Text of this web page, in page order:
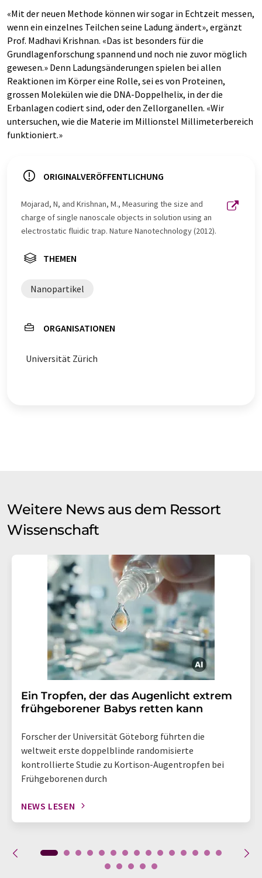
«Mit der neuen Methode können wir sogar in Echtzeit messen,
wenn ein einzelnes Teilchen seine Ladung ändert», ergänzt
Prof. Madhavi Krishnan. «Das ist besonders für die
Grundlagenforschung spannend und noch nie zuvor möglich
gewesen.» Denn Ladungsänderungen spielen bei allen
Reaktionen im Körper eine Rolle, sei es von Proteinen,
grossen Molekülen wie die DNA-Doppelhelix, in der die
Erbanlagen codiert sind, oder den Zellorganellen. «Wir
untersuchen, wie die Materie im Millionstel Millimeterbereich
funktioniert.»
ORIGINALVERÖFFENTLICHUNG
Mojarad, N, and Krishnan, M., Measuring the size and
charge of single nanoscale objects in solution using an
electrostatic fluidic trap. Nature Nanotechnology (2012).
THEMEN
Nanopartikel
ORGANISATIONEN
Universität Zürich
Weitere News aus dem Ressort
Wissenschaft
Ein Tropfen, der das Augenlicht extrem
frühgeborener Babys retten kann
Forscher der Universität Göteborg führten die
weltweit erste doppelblinde randomisierte
kontrollierte Studie zu Kortison-Augentropfen bei
Frühgeborenen durch
NEWS LESEN